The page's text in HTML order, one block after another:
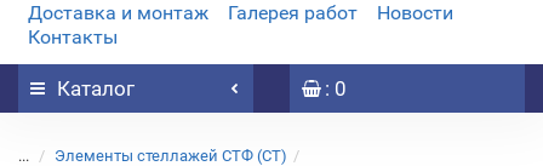
Доставка и монтаж Галерея работ
Новости
Контакты
Каталог : 0
... Элементы стеллажей СТФ (СТ)